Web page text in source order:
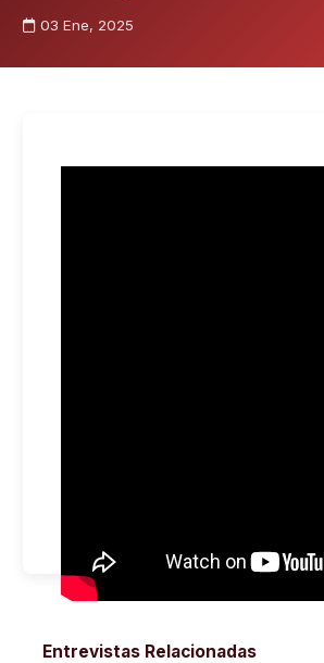
03 Ene, 2025
Entrevistas Relacionadas